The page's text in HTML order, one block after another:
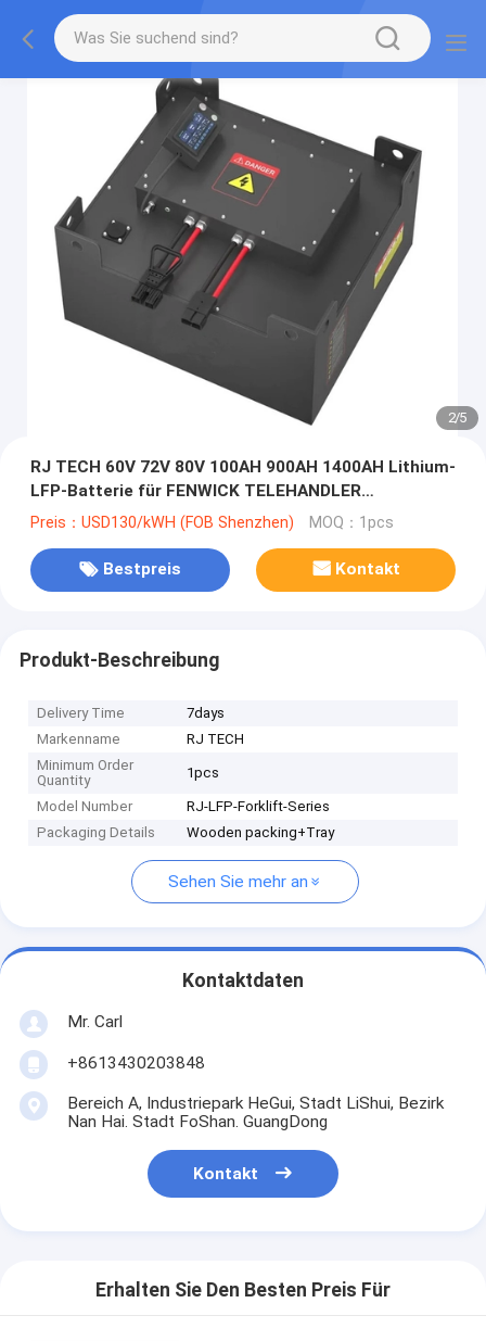
2/5
RJ TECH 60V 72V 80V 100AH 900AH 1400AH Lithium-
LFP-Batterie für FENWICK TELEHANDLER
Lithiumbatterien mit tiefem Zyklus
Preis：USD130/kWH (FOB Shenzhen) MOQ：1pcs
Bestpreis Kontakt
Produkt-Beschreibung
Delivery Time
7days
Markenname
RJ TECH
Minimum Order
Quantity
1pcs
Model Number
RJ-LFP-Forklift-Series
Packaging Details
Wooden packing+Tray
Sehen Sie mehr an
Kontaktdaten
Mr. Carl
+8613430203848
Bereich A, Industriepark HeGui, Stadt LiShui, Bezirk
Nan Hai. Stadt FoShan. GuangDong
Kontakt
Erhalten Sie Den Besten Preis Für